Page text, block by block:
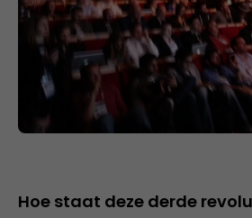
Hoe staat deze derde